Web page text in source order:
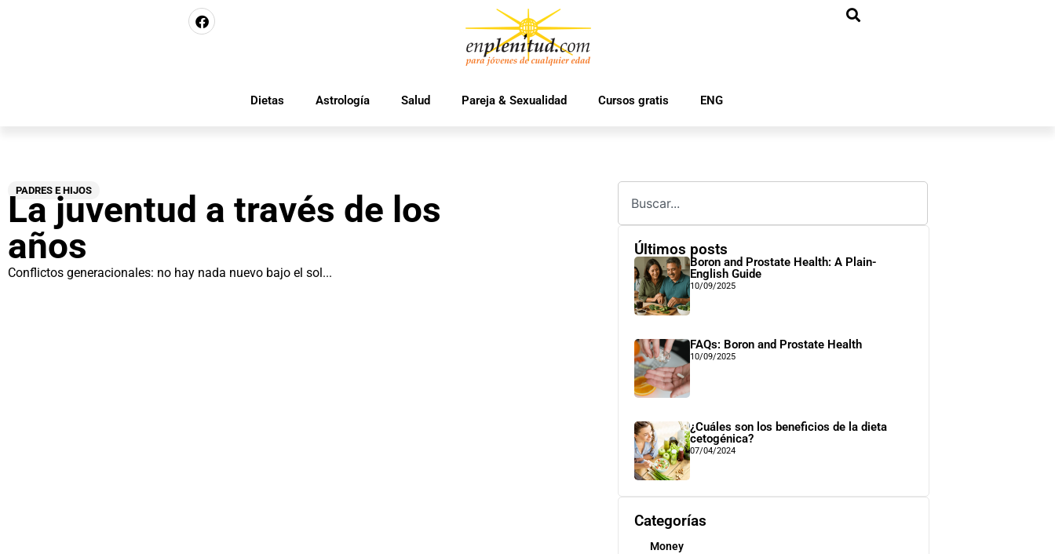
Dietas Astrología Salud Pareja & Sexualidad Cursos gratis ENG
PADRES E HIJOS
La juventud a través de los
años
Conflictos generacionales: no hay nada nuevo bajo el sol...
Últimos posts
Boron and Prostate Health: A Plain-
English Guide
10/09/2025
FAQs: Boron and Prostate Health
10/09/2025
¿Cuáles son los beneficios de la dieta
cetogénica?
07/04/2024
Categorías
Money